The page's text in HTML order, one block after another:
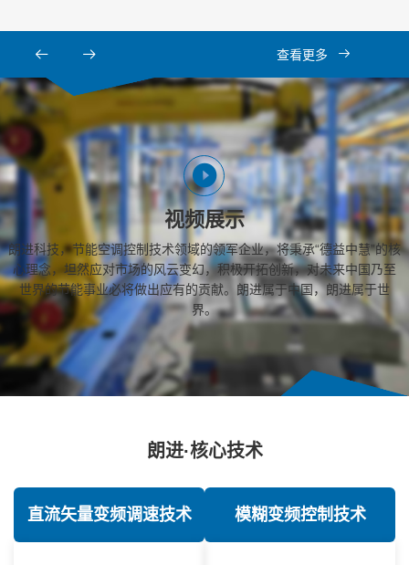
查看更多
视频展示
朗进科技，节能空调控制技术领域的领军企业，将秉承“德益中慧”的核
心理念，坦然应对市场的风云变幻，积极开拓创新，对未来中国乃至
世界的节能事业必将做出应有的贡献。朗进属于中国，朗进属于世
界。
朗进·核心技术
直流矢量变频调速技术 模糊变频控制技术